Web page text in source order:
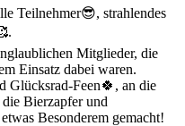
Teilnehmer😎, strahlendes
Mitglieder, die
Einsatz dabei waren.
Glücksrad-Feen🍀, an die
Bierzapfer und
Besonderem gemacht!